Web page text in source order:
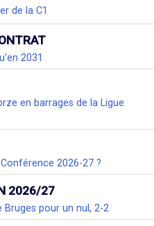
de la C1
2031
en barrages de la Ligue
2026-27 ?
2026/27
pour un nul, 2-2